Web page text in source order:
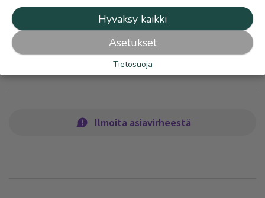
Ilmoita asiavirheestä
Hyväksy kaikki
Asetukset
Tietosuoja